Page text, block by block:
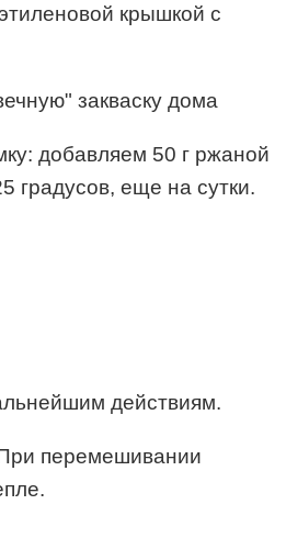
крышкой с
добавляем 50 г ржаной
градусов, еще на сутки.
действиям.
перемешивании